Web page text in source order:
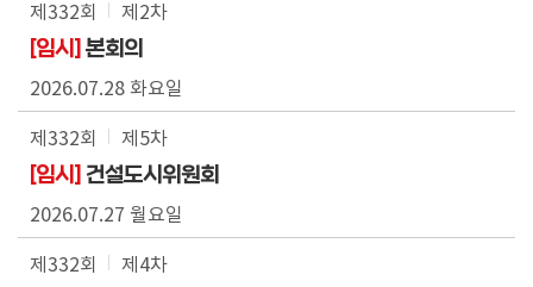
동
원
광
장
회
의
록
제332회 제2차
[임시] 본회의
2026.07.28 화요일
제332회
제5차
[임시] 건설도시위원회
2026.07.27 월요일
제332회
제4차